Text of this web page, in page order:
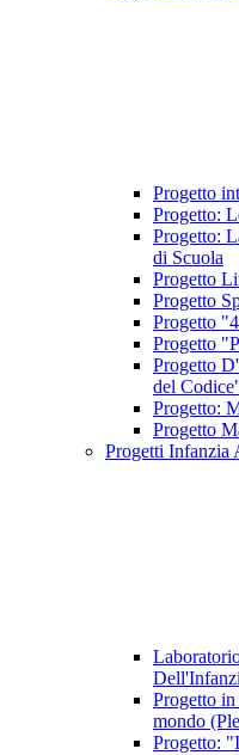
Progetto
Progetto:
Progetto:
di Scuola
Progetto
Progetto
Progetto
Progetto
Progetto
del
Progetto:
Progetto
Progetti Infanzia
Progetto
mondo
Progetto: